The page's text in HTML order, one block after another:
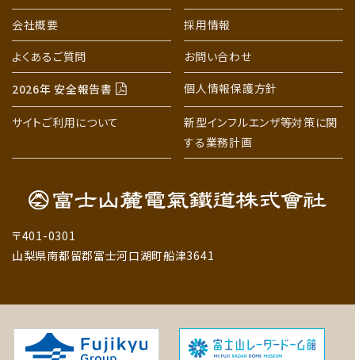
会社概要
採用情報
よくあるご質問
お問い合わせ
2026年 安全報告書 個人情報保護方針
サイトご利用について
新型インフルエンザ等対策に関
する業務計画
〒401-0301
山梨県南都留郡富士河口湖町船津3641